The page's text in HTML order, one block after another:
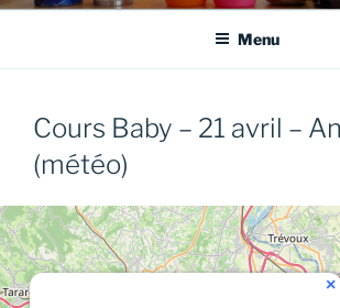
Menu
Cours Baby – 21 avril –
(météo)
×